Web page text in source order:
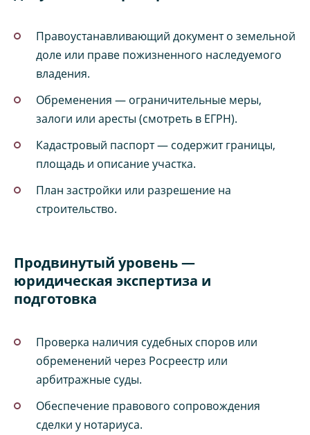
Правоустанавливающий документ о земельной
доле или праве пожизненного наследуемого
владения.
Обременения — ограничительные меры,
залоги или аресты (смотреть в ЕГРН).
Кадастровый паспорт — содержит границы,
площадь и описание участка.
План застройки или разрешение на
строительство.
Продвинутый уровень —
юридическая экспертиза и
подготовка
Проверка наличия судебных споров или
обременений через Росреестр или
арбитражные суды.
Обеспечение правового сопровождения
сделки у нотариуса.